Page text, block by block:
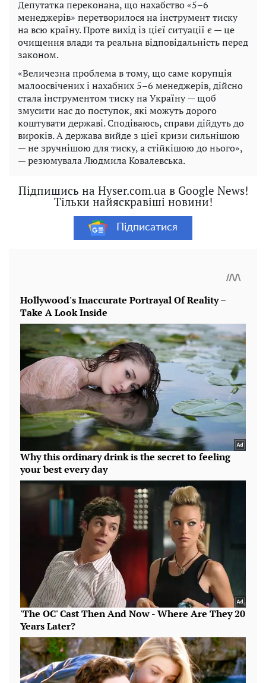
Депутатка переконана, що нахабство «5–6
менеджерів» перетворилося на інструмент тиску
на всю країну. Проте вихід із цієї ситуації є — це
очищення влади та реальна відповідальність перед
законом.
«Величезна проблема в тому, що саме корупція
малоосвічених і нахабних 5–6 менеджерів, дійсно
стала інструментом тиску на Україну — щоб
змусити нас до поступок, які можуть дорого
коштувати державі. Сподіваюсь, справи дійдуть до
вироків. А держава вийде з цієї кризи сильнішою
— не зручнішою для тиску, а стійкішою до нього»,
— резюмувала Людмила Ковалевська.
Підпишись на Hyser.com.ua в Google News!
Тільки найяскравіші новини!
Підписатися